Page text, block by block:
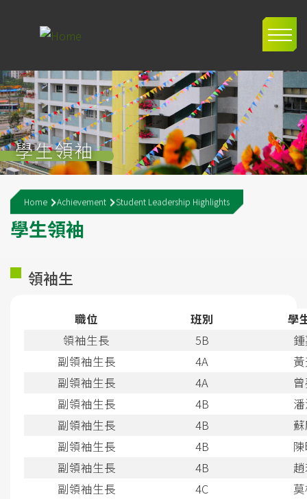
學生領袖
Breadcrumb
Home Achievement Student Leadership Highlights
學生領袖
領袖生
職位 班別
學
領袖生長
5B
副領袖生長
4A
副領袖生長
4A
副領袖生長
4B
副領袖生長
4B
副領袖生長
4B
副領袖生長
4B
副領袖生長
4C